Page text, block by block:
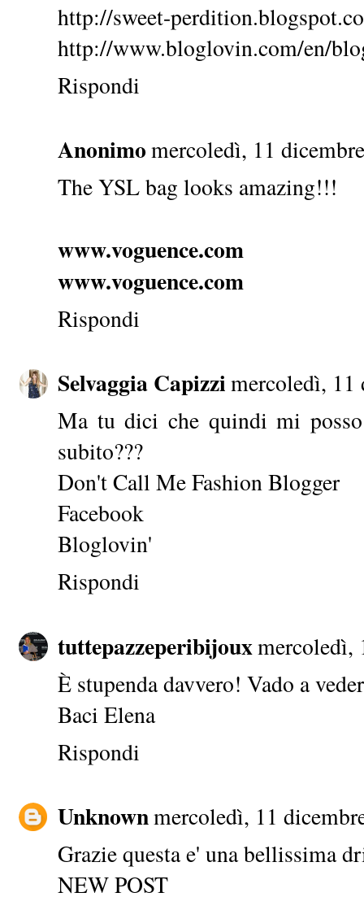
http://sweet-
http://www.bloglovin.com/en/
Rispondi
Anonimomercoledì, 11
The YSL bag looks amazing!!!
www.voguence.com
www.voguence.com
Rispondi
Selvaggia Capizzimercoledì, 11
Ma tu dici che quindi mi posso
subito???
Don't Call Me Fashion Blogger
Facebook
Bloglovin'
Rispondi
tuttepazzeperibijouxmercoledì,
È stupenda davvero! Vado a
Baci Elena
Rispondi
Unknownmercoledì, 11
Grazie questa e' una bellissima
NEW POST